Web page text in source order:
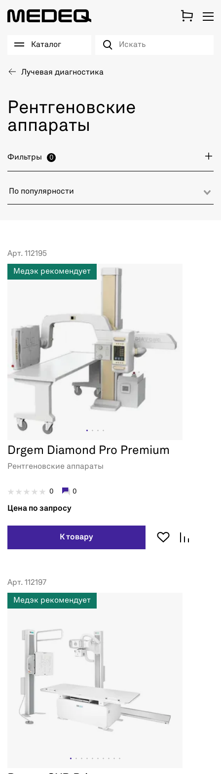
Каталог
Лучевая диагностика
Рентгеновские
аппараты
Фильтры 0
По популярности
Арт. 112195
Медэк рекомендует
Drgem Diamond Pro Premium
Рентгеновские аппараты
0 0
Цена по запросу
К товару
Арт. 112197
Медэк рекомендует